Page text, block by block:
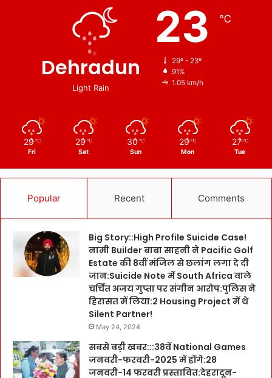
Dehradun
Light Rain
23 ℃
29º - 23º
91%
1.05 km/h
29 ℃
Fri
29 ℃
Sat
30 ℃
Sun
29 ℃
Mon
27 ℃
Tue
Popular Recent Comments
Big Story::High Profile Suicide Case!
नामी Builder बाबा साहनी ने Pacific Golf
Estate की 8वीं मंजिल से छलांग लगा दे दी
जान:Suicide Note में South Africa वाले
चर्चित अजय गुप्ता पर संगीन आरोप:पुलिस ने
हिरासत में लिया:2 Housing Project में थे
Silent Partner!
May 24, 2024
सबसे बड़ी खबर:::38वें National Games
जनवरी-फरवरी-2025 में होंगे:28
जनवरी-14 फरवरी प्रस्तावित:देहरादून-